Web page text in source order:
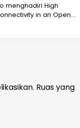
menghadiri High
in an Open…
Ruas yang